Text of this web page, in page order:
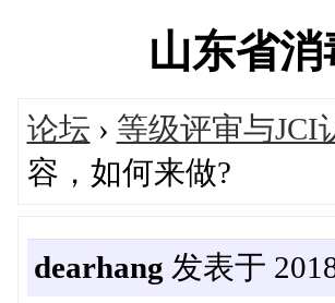
山东省
论坛 › 等级评审与JCI
容，如何来做?
dearhang 发表于